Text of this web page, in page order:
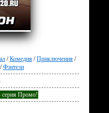
/Комедия /Приключения /
/Фэнтези
серия Промо!